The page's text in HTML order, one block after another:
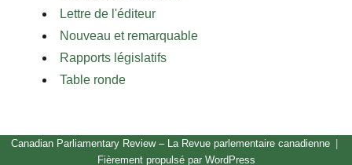
Lettre de l'éditeur
Nouveau et remarquable
Rapports législatifs
Table ronde
Canadian Parliamentary Review – La Revue parlementaire canadienne
Fièrement propulsé par WordPress